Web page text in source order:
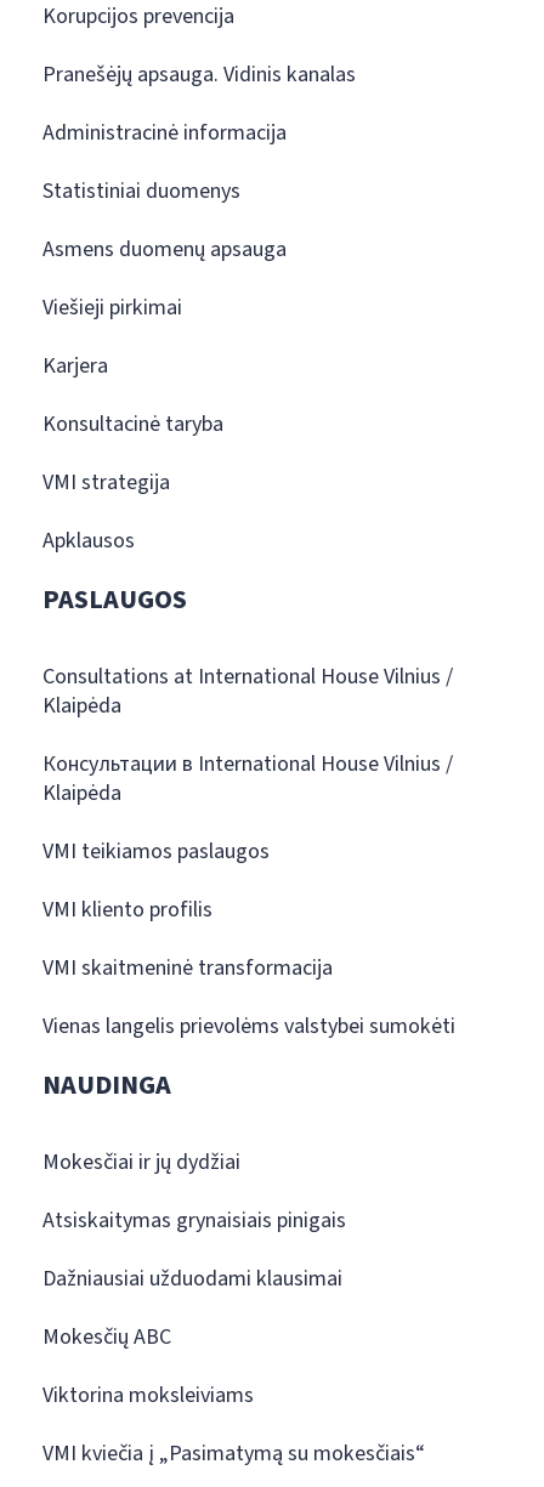
Korupcijos prevencija
Pranešėjų apsauga. Vidinis kanalas
Administracinė informacija
Statistiniai duomenys
Asmens duomenų apsauga
Viešieji pirkimai
Karjera
Konsultacinė taryba
VMI strategija
Apklausos
PASLAUGOS
Consultations at International House Vilnius /
Klaipėda
Консультации в International House Vilnius /
Klaipėda
VMI teikiamos paslaugos
VMI kliento profilis
VMI skaitmeninė transformacija
Vienas langelis prievolėms valstybei sumokėti
NAUDINGA
Mokesčiai ir jų dydžiai
Atsiskaitymas grynaisiais pinigais
Dažniausiai užduodami klausimai
Mokesčių ABC
Viktorina moksleiviams
VMI kviečia į „Pasimatymą su mokesčiais“